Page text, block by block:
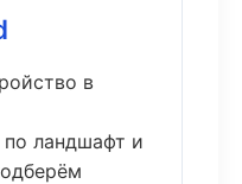
в
ландшафт и